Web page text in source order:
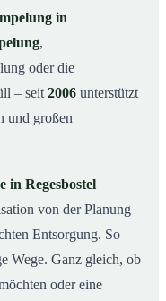
in
,
oder die
– seit 2006 unterstützt
und großen
in Regesbostel
von der Planung
Entsorgung. So
Wege. Ganz gleich, ob
oder eine